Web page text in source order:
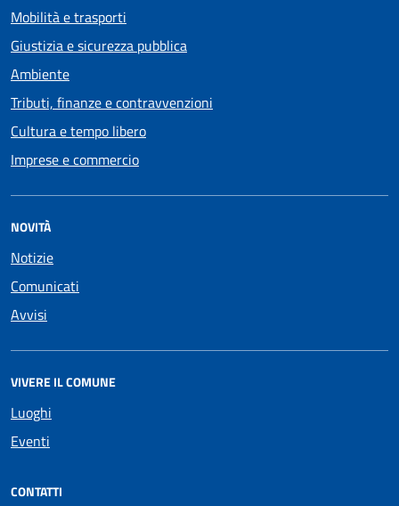
Mobilità e trasporti
Giustizia e sicurezza pubblica
Ambiente
Tributi, finanze e contravvenzioni
Cultura e tempo libero
Imprese e commercio
NOVITÀ
Notizie
Comunicati
Avvisi
VIVERE IL COMUNE
Luoghi
Eventi
CONTATTI